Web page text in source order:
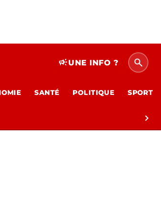
campaignUNE INFO ? search
SANTÉ POLITIQUE SPORT
chevron_right